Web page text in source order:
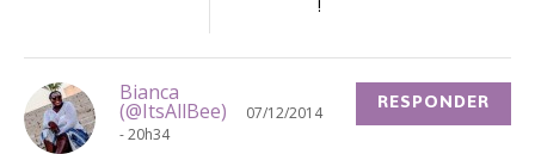
!
Bianca
(@ItsAllBee)
07/12/2014
- 20h34
RESPONDER